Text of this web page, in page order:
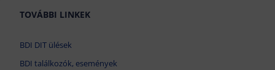
TOVÁBBI LINKEK
BDI DIT ülések
BDI találkozók, események